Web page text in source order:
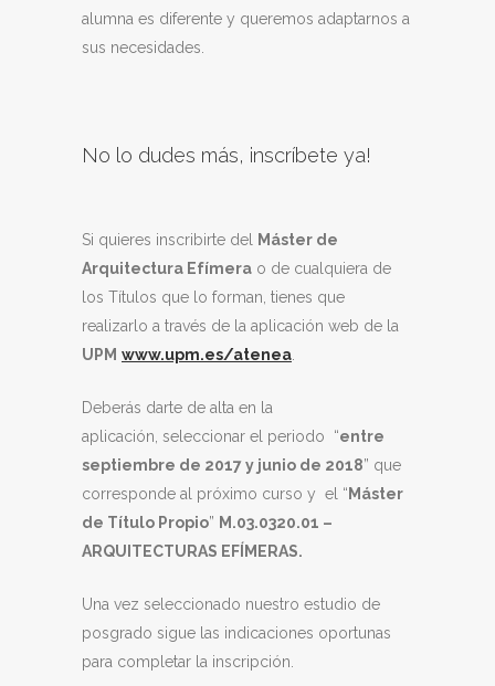
alumna es diferente y queremos adaptarnos a
sus necesidades.
No lo dudes más, inscríbete ya!
Si quieres inscribirte del
Máster de
Arquitectura Efímera o de cualquiera de
los Títulos que lo forman, tienes que
realizarlo a través de la aplicación web de la
UPM www.upm.es/atenea
Deberás darte de alta en la
aplicación, seleccionar el periodo “entre
septiembre de 2017 y junio de 2018” que
corresponde al próximo curso y el “ Máster
de Título Propio” M.03.0320.01 –
ARQUITECTURAS EFÍMERAS.
Una vez seleccionado nuestro estudio de
posgrado sigue las indicaciones oportunas
para completar la inscripción.